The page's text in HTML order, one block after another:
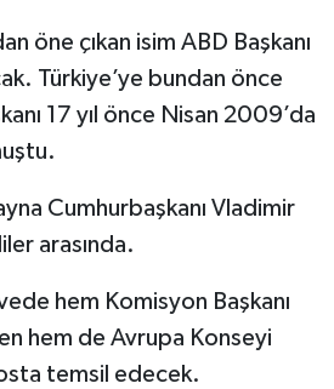
öne çıkan isim ABD Başkanı
Türkiye’ye bundan önce
17 yıl önce Nisan 2009’da
Cumhurbaşkanı Vladimir
arasında.
hem Komisyon Başkanı
hem de Avrupa Konseyi
temsil edecek.